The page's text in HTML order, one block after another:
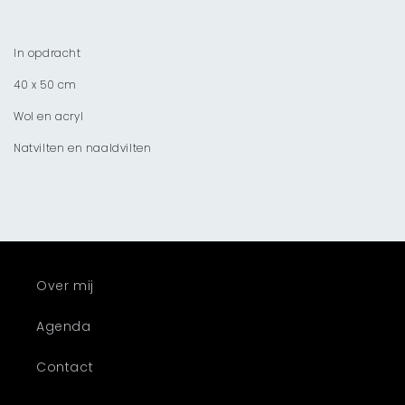
In opdracht
40 x 50 cm
Wol en acryl
Natvilten en naaldvilten
Over mij
Agenda
Contact